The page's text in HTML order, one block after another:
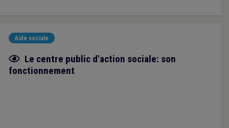
Aide sociale
Fiche focus
Le centre public d'action sociale: son
fonctionnement